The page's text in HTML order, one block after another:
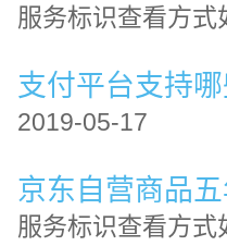
服务标识查看方
支付平台支持
2019-05-17
京东自营商品
服务标识查看方